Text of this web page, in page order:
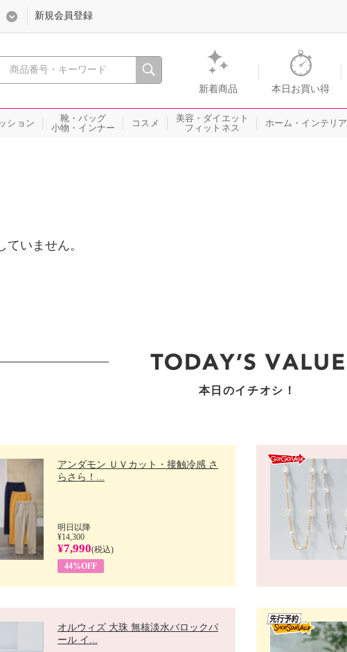
心おどる、瞬間を。通販・テレビショッピングのショップチャンネル
新着商品 本日お買い得
新規会員登録
ション
靴・バッグ
小物・インナー
コスメ
美容・ダイエット
フィットネス
ホーム・インテリア
いません。
本日のイチオシ！
アンダモン ＵＶカット・接触冷感 さ
らさら！...
明日以降
¥14,300
¥7,990(税込)
44%OFF
オルウィズ 大珠 無核淡水バロックパ
ール イ...